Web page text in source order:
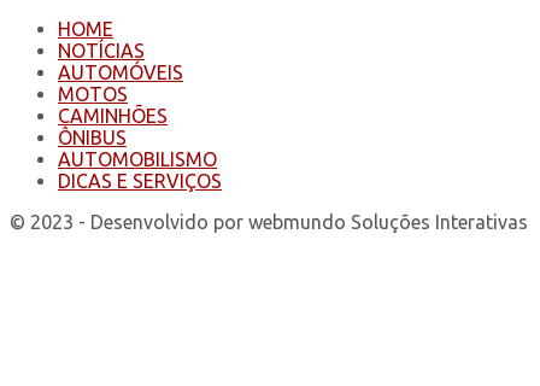
HOME
NOTÍCIAS
AUTOMÓVEIS
MOTOS
CAMINHÕES
ÔNIBUS
AUTOMOBILISMO
DICAS E SERVIÇOS
© 2023 - Desenvolvido por webmundo Soluções Interativas